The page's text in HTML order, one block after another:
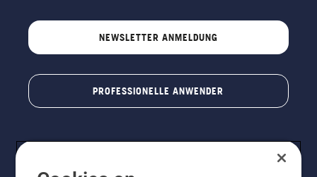
NEWSLETTER ANMELDUNG
PROFESSIONELLE ANWENDER